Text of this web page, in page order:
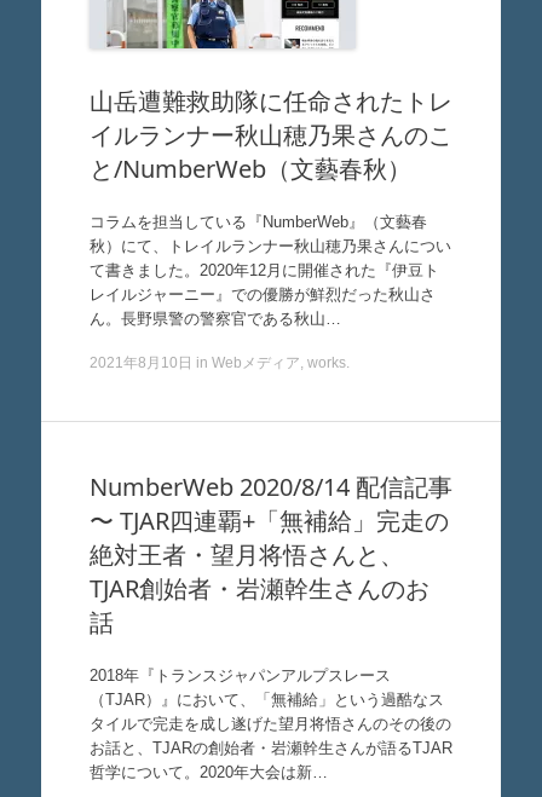
山岳遭難救助隊に任命されたトレ
イルランナー秋山穂乃果さんのこ
と/NumberWeb（文藝春秋）
コラムを担当している『NumberWeb』（文藝春
秋）にて、トレイルランナー秋山穂乃果さんについ
て書きました。2020年12月に開催された『伊豆ト
レイルジャーニー』での優勝が鮮烈だった秋山さ
ん。長野県警の警察官である秋山…
2021年8月10日 in Webメディア, works.
NumberWeb 2020/8/14 配信記事
〜 TJAR四連覇+「無補給」完走の
絶対王者・望月将悟さんと、
TJAR創始者・岩瀬幹生さんのお
話
2018年『トランスジャパンアルプスレース
（TJAR）』において、「無補給」という過酷なス
タイルで完走を成し遂げた望月将悟さんのその後の
お話と、TJARの創始者・岩瀬幹生さんが語るTJAR
哲学について。2020年大会は新…